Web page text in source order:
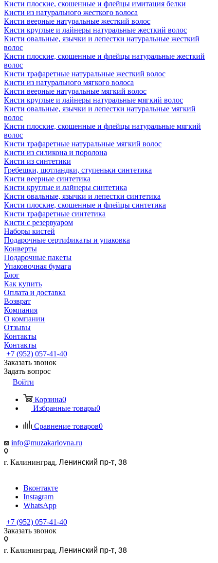
Кисти плоские, скошенные и флейцы имитация белки
Кисти из натурального жесткого волоса
Кисти веерные натуральные жесткий волос
Кисти круглые и лайнеры натуральные жесткий волос
Кисти овальные, язычки и лепестки натуральные жесткий
волос
Кисти плоские, скошенные и флейцы натуральные жесткий
волос
Кисти трафаретные натуральные жесткий волос
Кисти из натурального мягкого волоса
Кисти веерные натуральные мягкий волос
Кисти круглые и лайнеры натуральные мягкий волос
Кисти овальные, язычки и лепестки натуральные мягкий
волос
Кисти плоские, скошенные и флейцы натуральные мягкий
волос
Кисти трафаретные натуральные мягкий волос
Кисти из силикона и поролона
Кисти из синтетики
Гребешки, шотландки, ступеньки синтетика
Кисти веерные синтетика
Кисти круглые и лайнеры синтетика
Кисти овальные, язычки и лепестки синтетика
Кисти плоские, скошенные и флейцы синтетика
Кисти трафаретные синтетика
Кисти с резервуаром
Наборы кистей
Подарочные сертификаты и упаковка
Конверты
Подарочные пакеты
Упаковочная бумага
Блог
Как купить
Оплата и доставка
Возврат
Компания
О компании
Отзывы
Контакты
Контакты
+7 (952) 057-41-40
Заказать звонок
Задать вопрос
Войти
Корзина0
Избранные товары0
Сравнение товаров0
info@muzakarlovna.ru
г. Калининград, Ленинский пр-т, 38
Вконтакте
Instagram
WhatsApp
+7 (952) 057-41-40
Заказать звонок
г. Калининград, Ленинский пр-т, 38